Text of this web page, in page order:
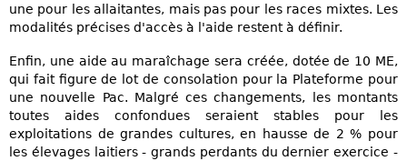
une pour les allaitantes, mais pas pour les races mixtes. Les
modalités précises d'accès à l'aide restent à définir.
Enfin, une aide au maraîchage sera créée, dotée de 10 ME,
qui fait figure de lot de consolation pour la Plateforme pour
une nouvelle Pac. Malgré ces changements, les montants
toutes aides confondues seraient stables pour les
exploitations de grandes cultures, en hausse de 2 % pour
les élevages laitiers - grands perdants du dernier exercice -